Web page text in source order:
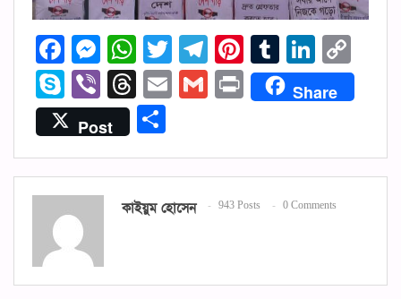
Facebook
Messenger
WhatsApp
TwitterTelegram
Pinterest
Tumblr
SkypeViberThreads
EmailGmail
PrintShare
Post
কাইয়ুম হোসেন 943 Posts 0 Comments